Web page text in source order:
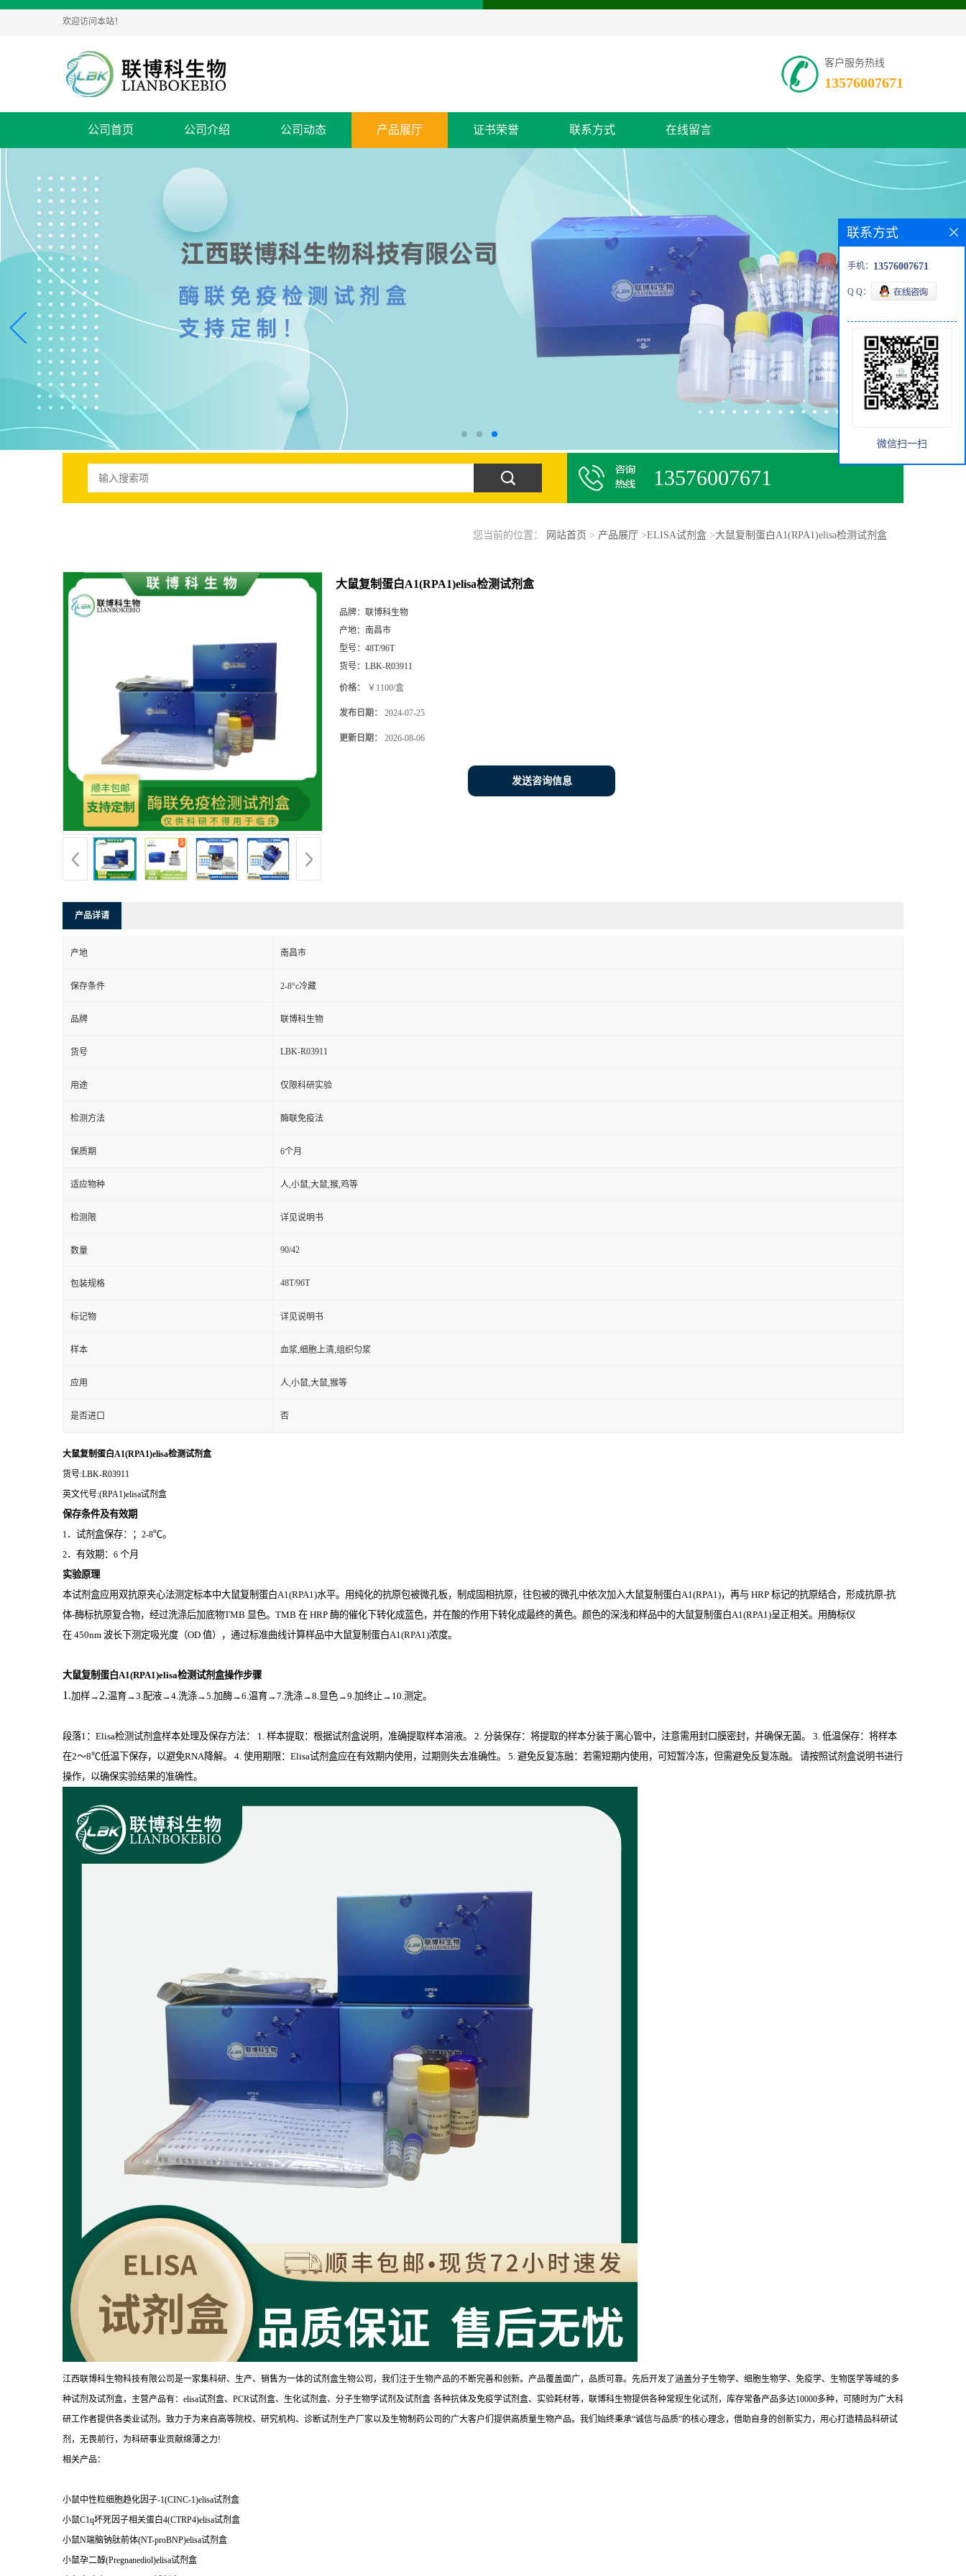
欢迎访问本站！
客户服务热线
13576007671
公司首页 公司介绍 公司动态 产品展厅 证书荣誉 联系方式 在线留言
13576007671
您当前的位置： 网站首页 > 产品展厅 >ELISA试剂盒>大鼠复制蛋白A1(RPA1)elisa检测试剂盒
大鼠复制蛋白A1(RPA1)elisa检测试剂盒
品牌： 联博科生物
产地： 南昌市
型号： 48T/96T
货号： LBK-R03911
价格： ￥1100/盒
发布日期： 2024-07-25
更新日期： 2026-08-06
发送咨询信息
产品详请
产地 南昌市
保存条件 2-8°c冷藏
品牌 联博科生物
货号 LBK-R03911
用途 仅限科研实验
检测方法 酶联免疫法
保质期 6个月
适应物种 人,小鼠,大鼠,猴,鸡等
检测限 详见说明书
数量 90/42
包装规格 48T/96T
标记物 详见说明书
样本 血浆,细胞上清,组织匀浆
应用 人,小鼠,大鼠,猴等
是否进口 否
大鼠复制蛋白A1(RPA1)elisa检测试剂盒
货号:LBK-R03911
英文代号:(RPA1)elisa试剂盒
保存条件及有效期
1．试剂盒保存：； 2-8℃。
2．有效期： 6 个月
实验原理
本试剂盒应用双抗原夹心法测定标本中大鼠复制蛋白A1(RPA1)水平。用纯化的抗原包被微孔板，制成固相抗原，往包被的微孔中依次加入大鼠复制蛋白A1(RPA1)，再与 HRP 标记的抗原结合，形成抗原-抗
体-酶标抗原复合物，经过洗涤后加底物TMB 显色。 TMB 在 HRP 酶的催化下转化成蓝色，并在酸的作用下转化成最终的黄色。颜色的深浅和样品中的大鼠复制蛋白A1(RPA1)呈正相关。用酶标仪
在 450nm 波长下测定吸光度（OD 值），通过标准曲线计算样品中大鼠复制蛋白A1(RPA1)浓度。
大鼠复制蛋白A1(RPA1)elisa检测试剂盒操作步骤
1.加样→ 2.温育→3.配液→4.洗涤→5.加酶→6.温育→7.洗涤→8.显色→9.加终止→10.测定。
段落1：Elisa检测试剂盒样本处理及保存方法： 1. 样本提取：根据试剂盒说明，准确提取样本溶液。 2. 分装保存：将提取的样本分装于离心管中，注意需用封口膜密封，并确保无菌。 3. 低温保存：将样本
在2～8℃低温下保存，以避免RNA降解。 4. 使用期限：Elisa试剂盒应在有效期内使用，过期则失去准确性。 5. 避免反复冻融：若需短期内使用，可短暂冷冻，但需避免反复冻融。 请按照试剂盒说明书进行
操作，以确保实验结果的准确性。
江西联博科生物科技有限公司是一家集科研、生产、销售为一体的试剂盒生物公司，我们注于生物产品的不断完善和创新。产品覆盖面广，品质可靠。先后开发了涵盖分子生物学、细胞生物学、免疫学、生物医学等域的多
种试剂及试剂盒，主营产品有：elisa试剂盒、PCR试剂盒、生化试剂盒、分子生物学试剂及试剂盒·各种抗体及免疫学试剂盒、实验耗材等，联博科生物提供各种常规生化试剂，库存常备产品多达10000多种，可随时为广大科
研工作者提供各类业试剂。致力于为来自高等院校、研究机构、诊断试剂生产厂家以及生物制药公司的广大客户们提供高质量生物产品。我们始终秉承“诚信与品质”的核心理念，借助自身的创新实力，用心打造精品科研试
剂，无畏前行，为科研事业贡献绵薄之力!
相关产品：
小鼠中性粒细胞趋化因子-1(CINC-1)elisa试剂盒
小鼠C1q坏死因子相关蛋白4(CTRP4)elisa试剂盒
小鼠N端脑钠肽前体(NT-proBNP)elisa试剂盒
小鼠孕二醇(Pregnanediol)elisa试剂盒
联系方式
手机： 13576007671
Q Q：
微信扫一扫